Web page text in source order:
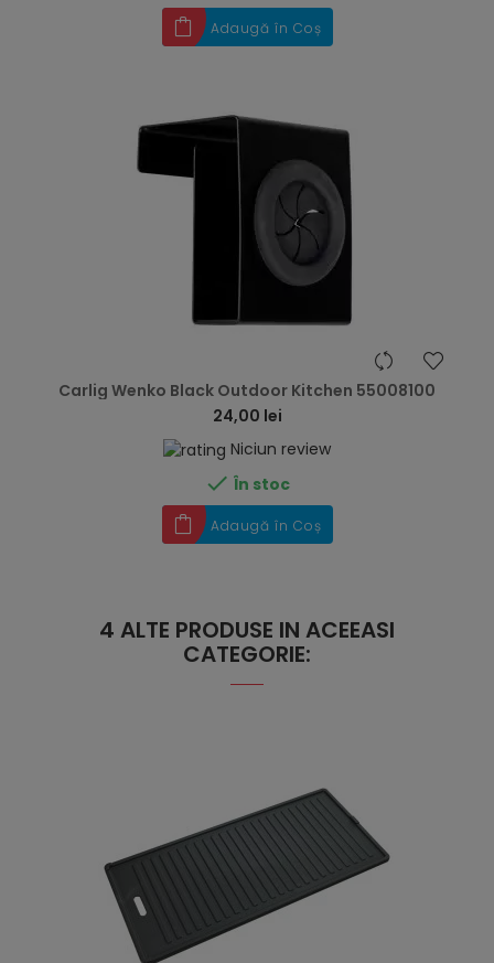
Adaugă în Coș
Carlig Wenko Black Outdoor Kitchen 55008100
24,00 lei
Niciun review
 În stoc
Adaugă în Coș
4 ALTE PRODUSE IN ACEEASI
CATEGORIE: